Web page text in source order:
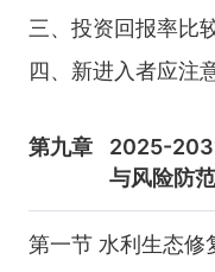
三、投资回报率比
四、新进入者应注
第九章
2025-
与风险防
第一节 水利生态修